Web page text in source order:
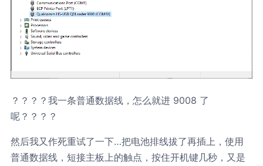
？？？？我一条普通数据线，怎么就进 9008 了
呢？？？？
然后我又作死重试了一下…把电池排线拔了再插上，使用
普通数据线，短接主板上的触点，按住开机键几秒，又是